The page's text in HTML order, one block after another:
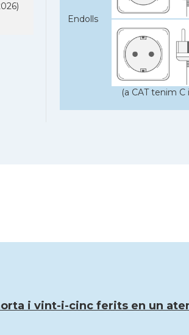
Endolls
(a CAT tenim C
i vint-i-cinc ferits en un